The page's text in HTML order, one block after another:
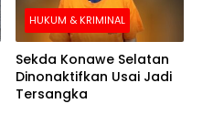
HUKUM & KRIMINAL
Sekda Konawe Selatan
Dinonaktifkan Usai Jadi
Tersangka